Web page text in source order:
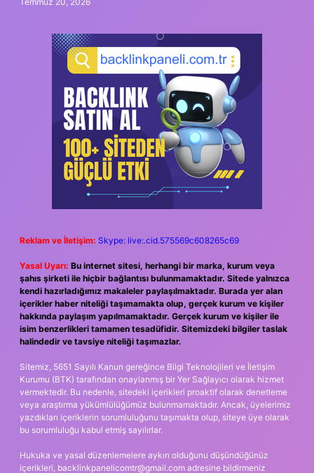
Reklam ve İletişim: Skype: live:.cid.575569c608265c69
Yasal Uyarı: Bu internet sitesi, herhangi bir marka, kurum veya
şahıs şirketi ile hiçbir bağlantısı bulunmamaktadır. Sitede yalnızca
kendi hazırladığımız makaleler paylaşılmaktadır. Burada yer alan
içerikler haber niteliği taşımamakta olup, gerçek kurum ve kişiler
hakkında paylaşım yapılmamaktadır. Gerçek kurum ve kişiler ile
isim benzerlikleri tamamen tesadüfidir. Sitemizdeki bilgiler taslak
halindedir ve tavsiye niteliği taşımazlar.
Sitemiz, 5651 Sayılı Kanun gereğince Bilgi Teknolojileri ve İletişim
Kurumu (BTK) tarafından onaylanmış bir Yer Sağlayıcı olarak hizmet
vermektedir. Bu nedenle, sitedeki içerikleri proaktif olarak denetleme
veya araştırma yükümlülüğümüz bulunmamaktadır. Ancak, üyelerimiz
yazdıkları içeriklerin sorumluluğunu taşımakta olup, siteye üye olarak
bu sorumluluğu kabul etmiş sayılırlar.
Hukuka ve yasal düzenlemelere aykırı olduğunu düşündüğünüz
içerikleri, backlinkpanelicomtr@gmail.com adresine bildirmeniz